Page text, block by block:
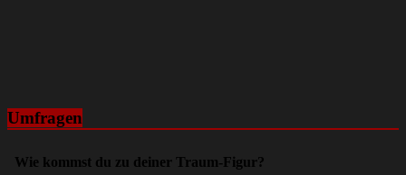
Umfragen
Wie kommst du zu deiner Traum-Figur?